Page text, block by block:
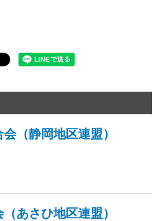
（静岡地区連盟）
あさひ地区連盟）